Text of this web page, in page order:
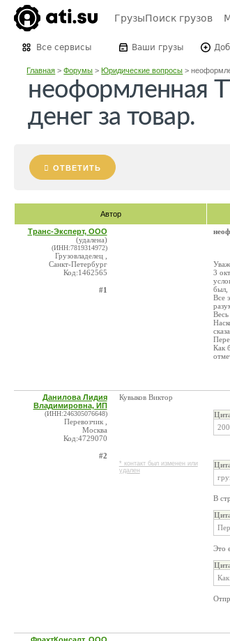
ГрузыПоиск грузов
Все сервисы Ваши грузы
Главная >Форумы >Юридические вопросы >
неоформленная
денег за товар.
ОТВЕТИТЬ
Автор
Транс-Эксперт, ООО
(удалена)
(ИНН:7819314972)
Грузовладелец ,
Санкт-Петербург
Код:1462565
#1
3
был,
Все
Как
Данилова Лидия
Владимировна, ИП
(ИНН:246305076648)
Перевозчик ,
Москва
Код:4729070
#2
Кувыков Виктор
* контакт был изменен или
удален
В
Это